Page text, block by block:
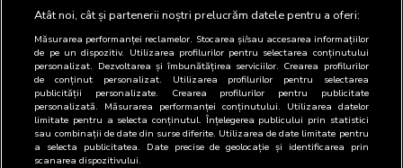
Atât noi, cât și partenerii noștri prelucrăm datele pentru a oferi:
Măsurarea performanței reclamelor. Stocarea și/sau accesarea informațiilor
de pe un dispozitiv. Utilizarea profilurilor pentru selectarea conținutului
personalizat. Dezvoltarea și îmbunătățirea serviciilor. Crearea profilurilor
de conținut personalizat. Utilizarea profilurilor pentru selectarea
publicității personalizate. Crearea profilurilor pentru publicitate
personalizată. Măsurarea performanței conținutului. Utilizarea datelor
limitate pentru a selecta conținutul. Înțelegerea publicului prin statistici
sau combinații de date din surse diferite. Utilizarea de date limitate pentru
a selecta publicitatea. Date precise de geolocație și identificarea prin
scanarea dispozitivului.